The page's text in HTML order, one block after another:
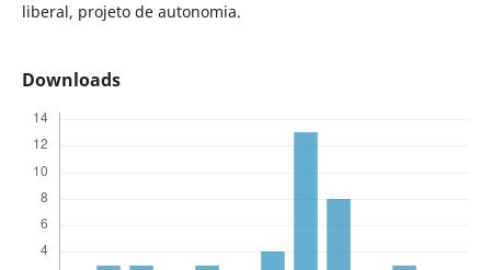
liberal, projeto de autonomia.
Downloads